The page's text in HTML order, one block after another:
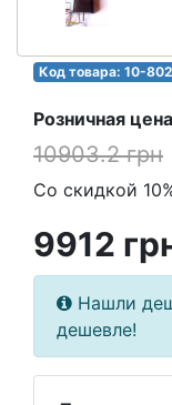
Код товара: 10-802
Розничная цена
10903.2 грн
Со скидкой
9912
Нашли
дешевле!